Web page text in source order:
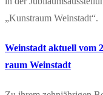
„Kunst­raum Weinstadt“.
Wein­stadt aktu­ell vom
raum Weinstadt